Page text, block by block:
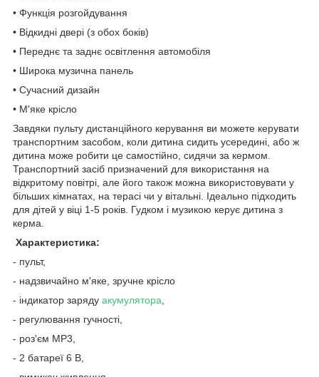
• Функція розгойдування
• Відкидні двері (з обох боків)
• Переднє та заднє освітлення автомобіля
• Широка музична панель
• Сучасний дизайн
• М'яке крісло
Завдяки пульту дистанційного керування ви можете керувати
транспортним засобом, коли дитина сидить усередині, або ж
дитина може робити це самостійно, сидячи за кермом.
Транспортний засіб призначений для використання на
відкритому повітрі, але його також можна використовувати у
більших кімнатах, на терасі чи у вітальні. Ідеально підходить
для дітей у віці 1-5 років. Гудком і музикою керує дитина з
керма.
Характеристика:
- пульт,
- надзвичайно м'яке, зручне крісло
- індикатор заряду акумулятора
- регулювання гучності,
- роз'єм MP3,
- 2 батареї 6 В,